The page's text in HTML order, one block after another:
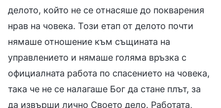
делото, който не се отнасяше до покварения
нрав на човека. Този етап от делото почти
нямаше отношение към същината на
управлението и нямаше голяма връзка с
официалната работа по спасението на човека,
така че не се налагаше Бог да стане плът, за
да извърши лично Своето дело. Работата,